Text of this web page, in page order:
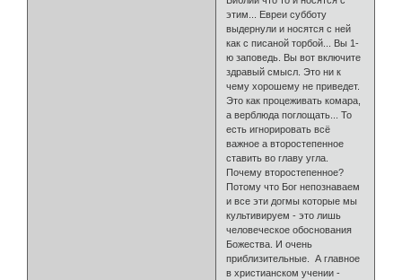
этим... Евреи субботу
выдернули и носятся с ней
как с писаной торбой... Вы 1-
ю заповедь. Вы вот включите
здравый смысл. Это ни к
чему хорошему не приведет.
Это как процеживать комара,
а верблюда поглощать... То
есть игнорировать всё
важное а второстепенное
ставить во главу угла.
Почему второстепенное?
Потому что Бог непознаваем
и все эти догмы которые мы
культивируем - это лишь
человеческое обоснования
Божества. И очень
приблизительные. А главное
в христианском учении -